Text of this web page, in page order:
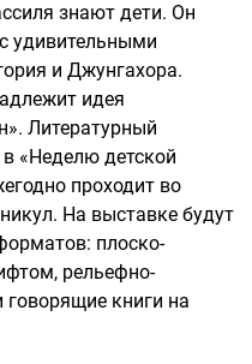
знают дети. Он
удивительными
и Джунгахора.
идея
Литературный
«Неделю детской
проходит во
На выставке будут
плоско-
рельефно-
книги на